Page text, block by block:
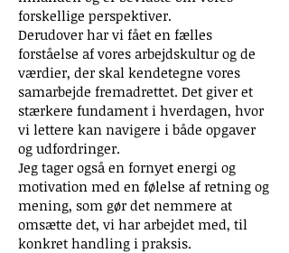
forskellige perspektiver.
Derudover har vi fået en fælles
forståelse af vores arbejdskultur og de
værdier, der skal kendetegne vores
samarbejde fremadrettet. Det giver et
stærkere fundament i hverdagen, hvor
vi lettere kan navigere i både opgaver
og udfordringer.
Jeg tager også en fornyet energi og
motivation med en følelse af retning og
mening, som gør det nemmere at
omsætte det, vi har arbejdet med, til
konkret handling i praksis.